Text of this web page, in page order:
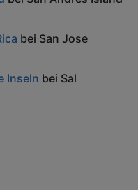
bei San Jose
Inseln bei Sal